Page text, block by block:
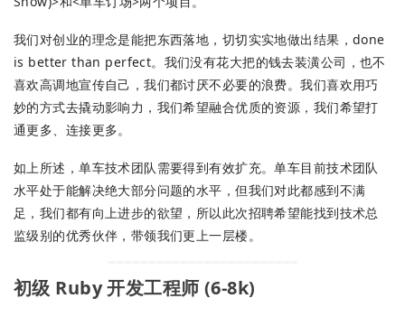
我们对创业的理念是能把东西落地，切切实实地做出结果，done
is better than perfect。我们没有花大把的钱去装潢公司，也不
喜欢高调地宣传自己，我们都讨厌不必要的浪费。我们喜欢用巧
妙的方式去撬动影响力，我们希望融合优质的资源，我们希望打
通更多、连接更多。
如上所述，单车技术团队需要得到有效扩充。单车目前技术团队
水平处于能解决绝大部分问题的水平，但我们对此都感到不满
足，我们都有向上进步的欲望，所以此次招聘希望能找到技术总
监级别的优秀伙伴，带领我们更上一层楼。
初级 Ruby 开发工程师 (6-8k)